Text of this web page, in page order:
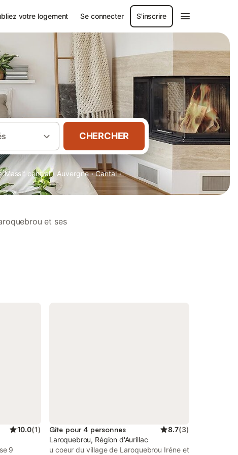
votre logement Se connecter S'inscrire
CHERCHER
· Massif central · Auvergne · Cantal ·
et ses
10.0(1)
9
Gîte pour 4 personnes 8.7(3)
Laroquebrou, Région d'Aurillac
u coeur du village de Laroquebrou Iréne et